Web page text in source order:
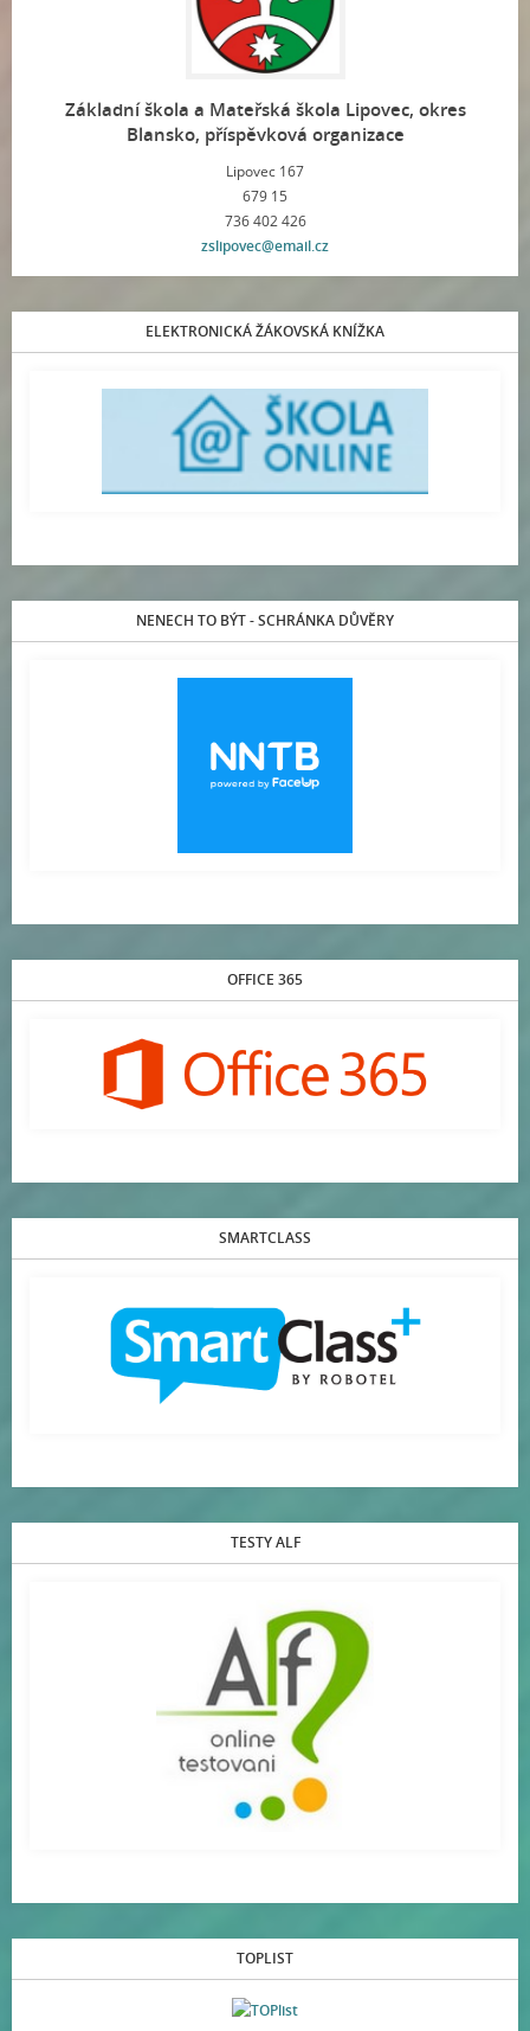
Základní škola a Mateřská škola Lipovec, okres
Blansko, příspěvková organizace
Lipovec 167
679 15
736 402 426
zslipovec@email.cz
ELEKTRONICKÁ ŽÁKOVSKÁ KNÍŽKA
NENECH TO BÝT - SCHRÁNKA DŮVĚRY
OFFICE 365
SMARTCLASS
TESTY ALF
TOPLIST